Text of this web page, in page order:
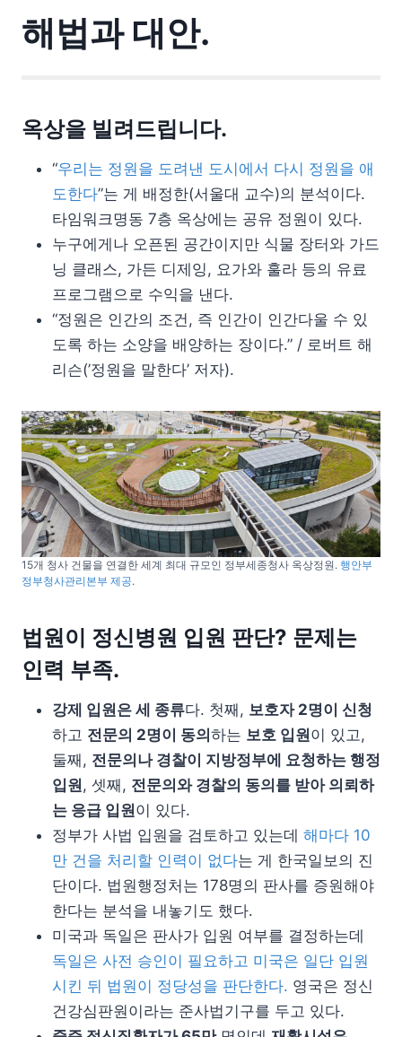
해법과 대안.
옥상을 빌려드립니다.
“우리는 정원을 도려낸 도시에서 다시 정원을 애
도한다”는 게 배정한(서울대 교수)의 분석이다.
타임워크명동 7층 옥상에는 공유 정원이 있다.
누구에게나 오픈된 공간이지만 식물 장터와 가드
닝 클래스, 가든 디제잉, 요가와 훌라 등의 유료
프로그램으로 수익을 낸다.
“정원은 인간의 조건, 즉 인간이 인간다울 수 있
도록 하는 소양을 배양하는 장이다.” / 로버트 해
리슨(’정원을 말한다’ 저자).
15개 청사 건물을 연결한 세계 최대 규모인 정부세종청사 옥상정원. 행안부
정부청사관리본부 제공.
법원이 정신병원 입원 판단? 문제는
인력 부족.
강제 입원은 세 종류다. 첫째, 보호자 2명이 신청
하고 전문의 2명이 동의하는 보호 입원이 있고,
둘째, 전문의나 경찰이 지방정부에 요청하는 행정
입원 , 셋째, 전문의와 경찰의 동의를 받아 의뢰하
는 응급 입원이 있다.
정부가 사법 입원을 검토하고 있는데 해마다 10
만 건을 처리할 인력이 없다는 게 한국일보의 진
단이다. 법원행정처는 178명의 판사를 증원해야
한다는 분석을 내놓기도 했다.
미국과 독일은 판사가 입원 여부를 결정하는데
독일은 사전 승인이 필요하고 미국은 일단 입원
시킨 뒤 법원이 정당성을 판단한다. 영국은 정신
건강심판원이라는 준사법기구를 두고 있다.